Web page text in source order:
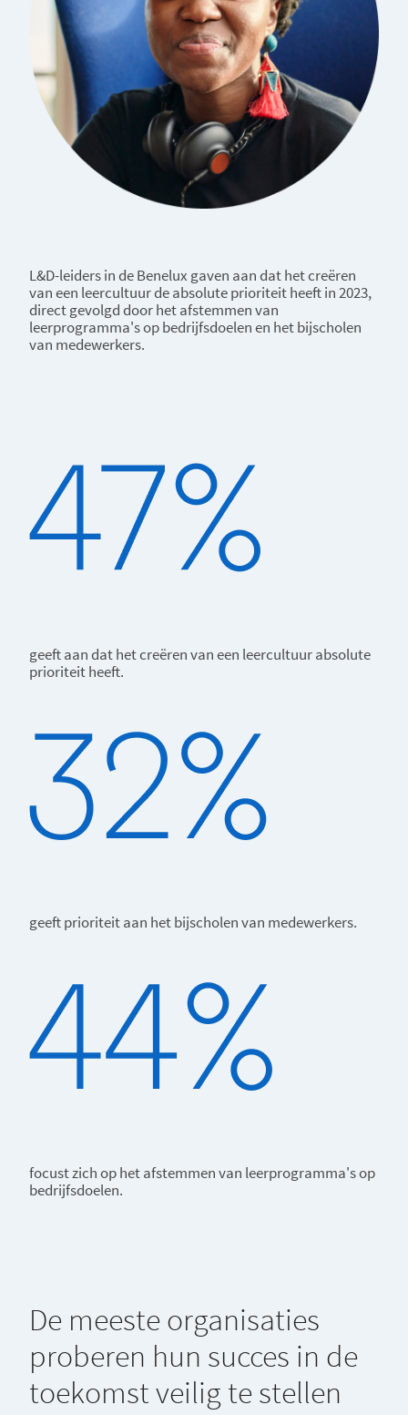
L&D-leiders in de Benelux gaven aan dat het creëren
van een leercultuur de absolute prioriteit heeft in 2023,
direct gevolgd door het afstemmen van
leerprogramma's op bedrijfsdoelen en het bijscholen
van medewerkers.
geeft aan dat het creëren van een leercultuur absolute
prioriteit heeft.
geeft prioriteit aan het bijscholen van medewerkers.
focust zich op het afstemmen van leerprogramma's op
bedrijfsdoelen.
De meeste organisaties
proberen hun succes in de
toekomst veilig te stellen